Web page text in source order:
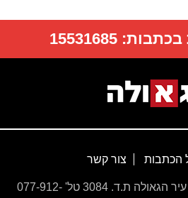
בכתבות:15531685
הכתבות צור קשר
שד' עצמאות 67, בת ים, עיר הגאולה ת.ד. 3084 טל' 077-912-